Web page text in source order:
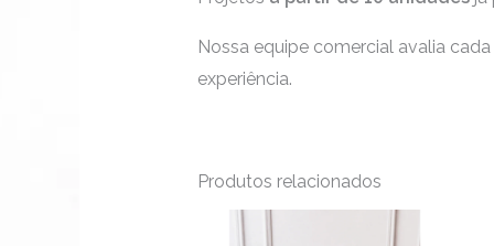
Nossa equipe comercial avalia
experiência.
Produtos relacionados